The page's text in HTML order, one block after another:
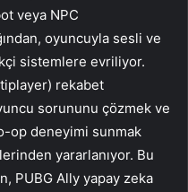
veya NPC
oyuncuyla sesli ve
sistemlere evriliyor.
rekabet
sorununu çözmek ve
op deneyimi sunmak
yararlanıyor. Bu
PUBG Ally yapay zeka